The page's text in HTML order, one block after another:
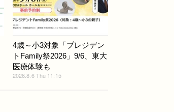
4歳～小3対象「プレジデン
トFamily祭2026」9/6、東大
医療体験も
2026.8.6 Thu 11:15